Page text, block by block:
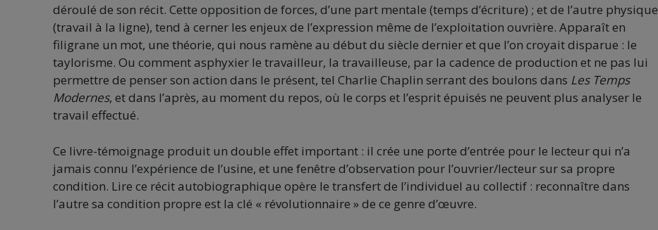
déroulé de son récit. Cette opposition de forces, d’une part mentale (temps d’écriture) ; et de l’autre physique
(travail à la ligne), tend à cerner les enjeux de l’expression même de l’exploitation ouvrière. Apparaît en
filigrane un mot, une théorie, qui nous ramène au début du siècle dernier et que l’on croyait disparue : le
taylorisme. Ou comment asphyxier le travailleur, la travailleuse, par la cadence de production et ne pas lui
permettre de penser son action dans le présent, tel Charlie Chaplin serrant des boulons dans Les Temps
Modernes, et dans l’après, au moment du repos, où le corps et l’esprit épuisés ne peuvent plus analyser le
travail effectué.
Ce livre-témoignage produit un double effet important : il crée une porte d’entrée pour le lecteur qui n’a
jamais connu l’expérience de l’usine, et une fenêtre d’observation pour l’ouvrier/lecteur sur sa propre
condition. Lire ce récit autobiographique opère le transfert de l’individuel au collectif : reconnaître dans
l’autre sa condition propre est la clé « révolutionnaire » de ce genre d’œuvre.